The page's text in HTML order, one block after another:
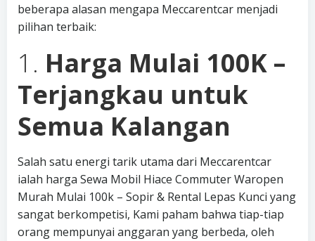
beberapa alasan mengapa Meccarentcar menjadi
pilihan terbaik:
1. Harga Mulai 100K –
Terjangkau untuk
Semua Kalangan
Salah satu energi tarik utama dari Meccarentcar
ialah harga Sewa Mobil Hiace Commuter Waropen
Murah Mulai 100k – Sopir & Rental Lepas Kunci yang
sangat berkompetisi, Kami paham bahwa tiap-tiap
orang mempunyai anggaran yang berbeda, oleh